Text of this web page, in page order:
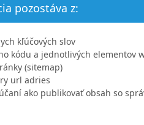
pozostáva z:
kľúčových slov
kódu a jednotlivých elementov
(sitemap)
url adries
ako publikovať obsah so